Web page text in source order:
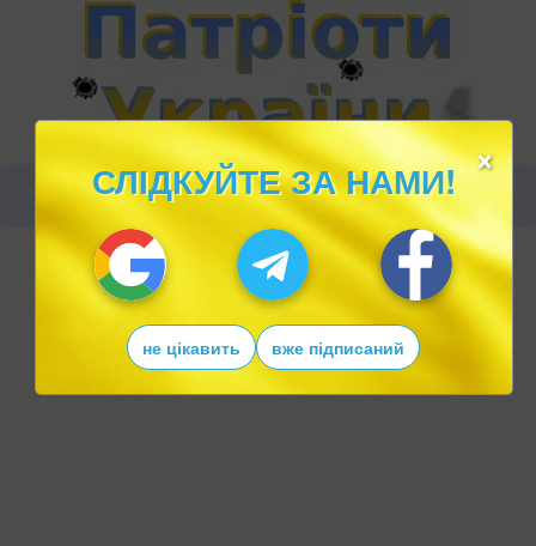
×
СЛІДКУЙТЕ ЗА НАМИ!
не цікавить вже підписаний